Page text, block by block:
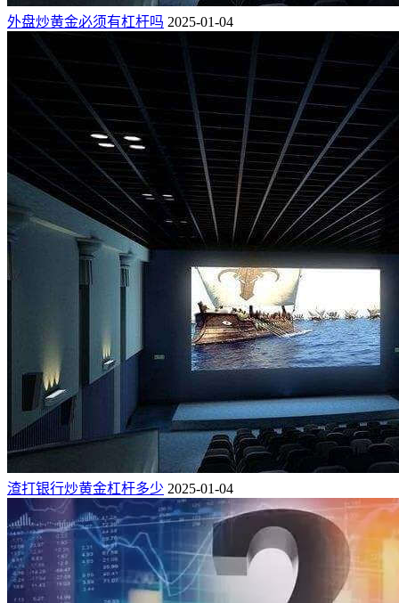
外盘炒黄金必须有杠杆吗 2025-01-04
渣打银行炒黄金杠杆多少 2025-01-04